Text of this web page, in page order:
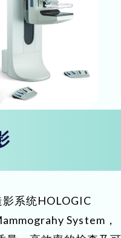
系统HOLOGIC
System，